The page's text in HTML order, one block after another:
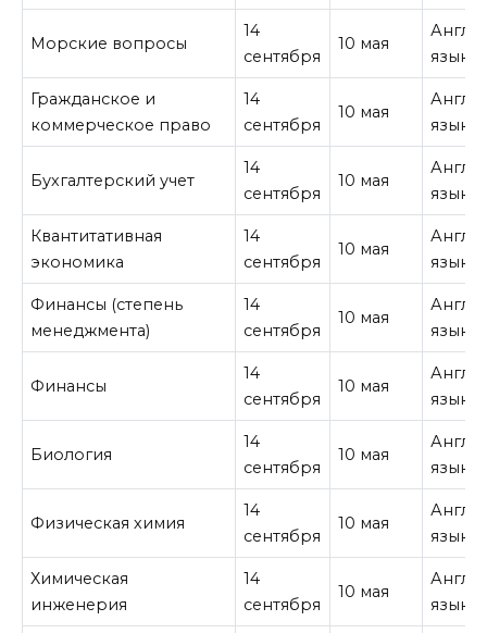
Морские вопросы
14
сентября
10 мая
язык
Гражданское и
коммерческое право
14
сентября
10 мая
язык
Бухгалтерский учет
14
сентября
10 мая
язык
Квантитативная
экономика
14
сентября
10 мая
язык
Финансы (степень
менеджмента)
14
сентября
10 мая
язык
Финансы
14
сентября
10 мая
язык
Биология
14
сентября
10 мая
язык
Физическая химия
14
сентября
10 мая
язык
Химическая
инженерия
14
сентября
10 мая
язык